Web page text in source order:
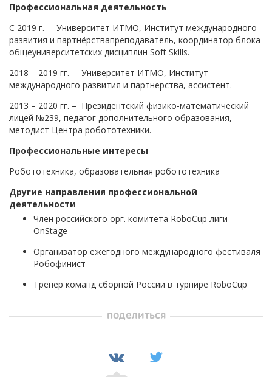
Профессиональная деятельность
С 2019 г. – Университет ИТМО, Институт международного
развития и партнёрствапреподаватель, координатор блока
общеуниверситетских дисциплин Soft Skills.
2018 – 2019 гг. – Университет ИТМО, Институт
международного развития и партнерства, ассистент.
2013 – 2020 гг. – Президентский физико-математический
лицей №239, педагог дополнительного образования,
методист Центра робототехники.
Профессиональные интересы
Робототехника, образовательная робототехника
Другие направления профессиональной
деятельности
Член российского орг. комитета RoboCup лиги
OnStage
Организатор ежегодного международного фестиваля
Робофинист
Тренер команд сборной России в турнире RoboCup
поделиться